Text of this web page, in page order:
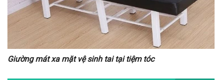
Giường mát xa mặt vệ sinh tai tại tiệm tóc